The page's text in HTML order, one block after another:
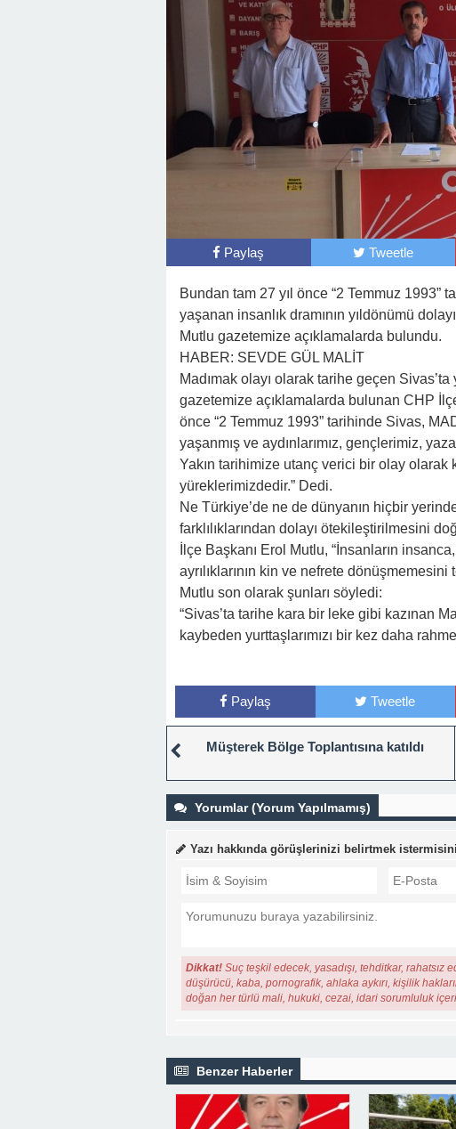
Paylaş Tweetle
Bundan tam 27 yıl önce “2 Temmuz 1993”
yaşanan insanlık dramının yıldönümü
Mutlu gazetemize açıklamalarda bulundu.
HABER: SEVDE GÜL MALİT
Madımak olayı olarak tarihe geçen
gazetemize açıklamalarda bulunan CHP
önce “2 Temmuz 1993” tarihinde Sivas,
yaşanmış ve aydınlarımız, gençlerimiz,
Yakın tarihimize utanç verici bir olay olarak
yüreklerimizdedir.” Dedi.
Ne Türkiye’de ne de dünyanın hiçbir
farklılıklarından dolayı ötekileştirilmesini
İlçe Başkanı Erol Mutlu, “İnsanların
ayrılıklarının kin ve nefrete
Mutlu son olarak şunları söyledi:
“Sivas’ta tarihe kara bir leke gibi kazınan
kaybeden yurttaşlarımızı bir kez daha
Paylaş Tweetle
Müşterek Bölge Toplantısına katıldı
Yorumlar (Yorum Yapılmamış)
Yazı hakkında görüşlerinizi belirtmek
Dikkat! Suç teşkil edecek, yasadışı, tehditkar, rahatsız
düşürücü, kaba, pornografik, ahlaka aykırı, kişilik
doğan her türlü mali, hukuki, cezai, idari sorumluluk
Benzer Haberler